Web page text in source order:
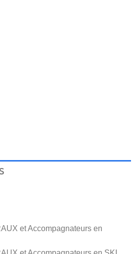
et Accompagnateurs en